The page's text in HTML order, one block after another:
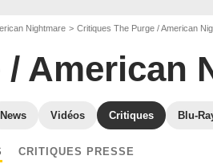
Nightmare Critiques The Purge / American
/ American
News Vidéos Critiques Blu-
CRITIQUES PRESSE